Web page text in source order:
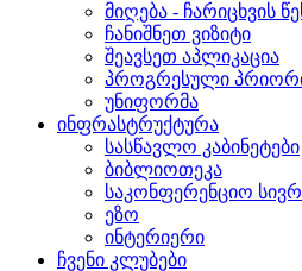
მიღება - ჩარიცხვის
ჩანიშნეთ ვიზიტი
შეავსეთ აპლიკაცია
პროგრესული
უნიფორმა
ინფრასტრუქტურა
სასწავლო კაბინეტები
ბიბლიოთეკა
საკონფერენციო
ეზო
ინტერიერი
ჩვენი კლუბები